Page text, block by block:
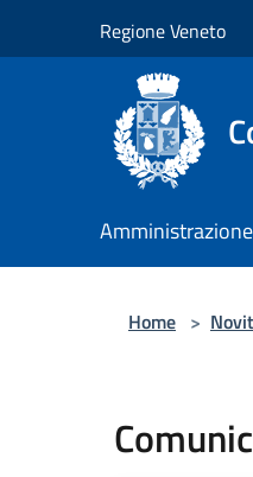
Regione Veneto
Amministrazione
Home >